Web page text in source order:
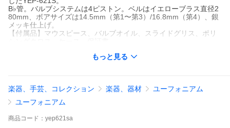
B♭管。バルブシステムは4ピストン。ベルはイエローブラス直径2
80mm、ボアサイズは14.5mm（第1〜第3）/16.8mm（第4）、銀
メッキ仕上げ。
【付属品】マウスピース、バルブオイル、スライドグリス、ポリ
●教則本（まずは基礎から練習しましょう。）
●チューナー（音合わせは基本！メーターで正確にチューニングし
ましょう。）
●チューナーマイク（楽器にマイク部を装着させることにより振動
で音程を拾います。）
もっと見る
楽器、手芸、コレクション 楽器、器材
ユーフォニアム
ユーフォニアム
商品 コード： yep621sa